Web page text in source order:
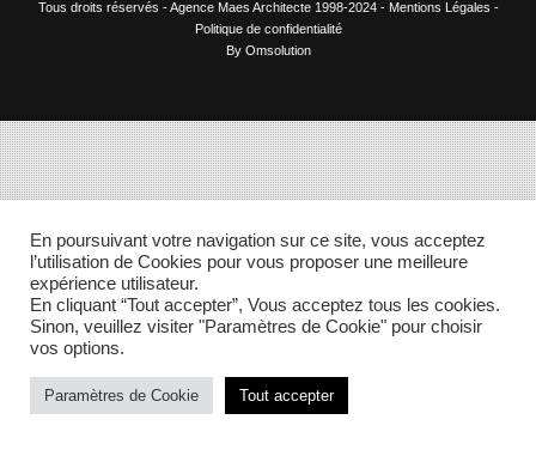
Tous droits réservés - Agence Maes Architecte 1998-2024 - Mentions Légales -
Politique de confidentialité
By Omsolution
En poursuivant votre navigation sur ce site, vous acceptez
l’utilisation de Cookies pour vous proposer une meilleure
expérience utilisateur.
En cliquant “Tout accepter”, Vous acceptez tous les cookies.
Sinon, veuillez visiter "Paramètres de Cookie" pour choisir
vos options.
Paramètres de Cookie Tout accepter